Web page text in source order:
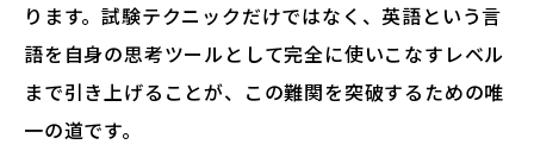
ります。試験テクニックだけではなく、英語という言
語を自身の思考ツールとして完全に使いこなすレベル
まで引き上げることが、この難関を突破するための唯
一の道です。